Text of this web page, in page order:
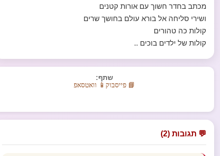
מכתב בחדר חשוך עם אורות קטנים
ושירי סליחה אל בורא עולם בחושך שרים
קולות כה טהורים
קולות של ילדים בוכים ..
שתף:
📘 פייסבוק 📱 וואטסאפ
💬 תגובות (2)